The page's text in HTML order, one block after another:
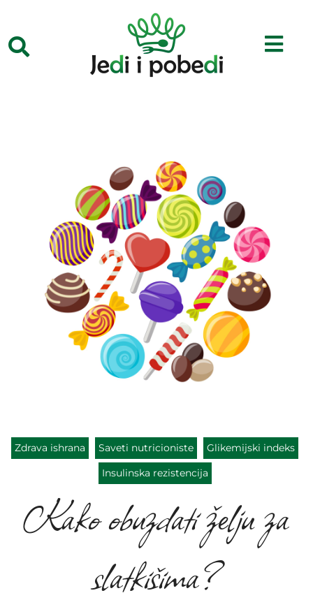
Zdrava ishrana Saveti nutricioniste
Glikemijski indeks
Insulinska rezistencija
Kako obuzdati želju za
slatkišima?